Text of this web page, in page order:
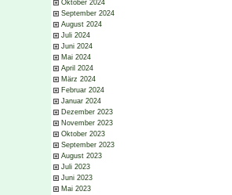
Oktober 2024
September 2024
August 2024
Juli 2024
Juni 2024
Mai 2024
April 2024
März 2024
Februar 2024
Januar 2024
Dezember 2023
November 2023
Oktober 2023
September 2023
August 2023
Juli 2023
Juni 2023
Mai 2023